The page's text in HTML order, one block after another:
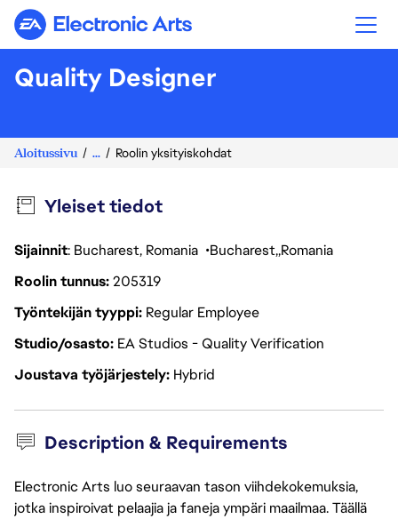
Electronic Arts
Quality Designer
Aloitussivu ... Roolin yksityiskohdat
Yleiset tiedot
Sijainnit: Bucharest, Romania Bucharest Romania
Roolin tunnus205319
Työntekijän tyyppi Regular Employee
Studio/osasto EA Studios - Quality Verification
Joustava työjärjestely Hybrid
Description & Requirements
Electronic Arts luo seuraavan tason viihdekokemuksia,
jotka inspiroivat pelaajia ja faneja ympäri maailmaa. Täällä